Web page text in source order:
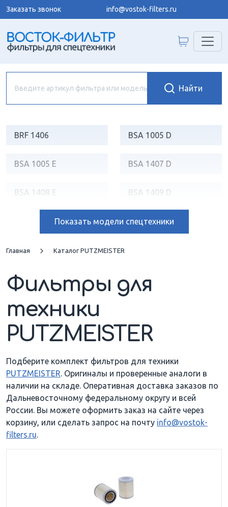
Заказать звонок info@vostok-filters.ru
BRF 1406 BSA 1005 D
BSA 1005 E BSA 1407 D
BSA 1408 E BSA 1409 D
BSA 2107 HPE/S BSA 2109 HE
BSA 702
BSF 24.11 H BSF 28.11 HLS
BSF 36.14 HLS
BSF 42.5 BSF 47.5
DYNAJET 350 D DYNAJET 500
M 28-4
M 3223 M 3240
M 650 DB M 730
M 731 HB
Показатьмодели спецтехники
Главная Каталог PUTZMEISTER
Фильтры для
техники
PUTZMEISTER
Подберите комплект фильтров для техники
PUTZMEISTER. Оригиналы и проверенные аналоги в
наличии на складе. Оперативная доставка заказов по
Дальневосточному федеральному округу и всей
России. Вы можете оформить заказ на сайте через
корзину, или сделать запрос на почту info@vostok-
filters.ru.